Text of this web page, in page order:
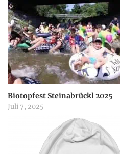
i
g
a
t
Biotopfest Steinabrückl 2025
Juli 7, 2025